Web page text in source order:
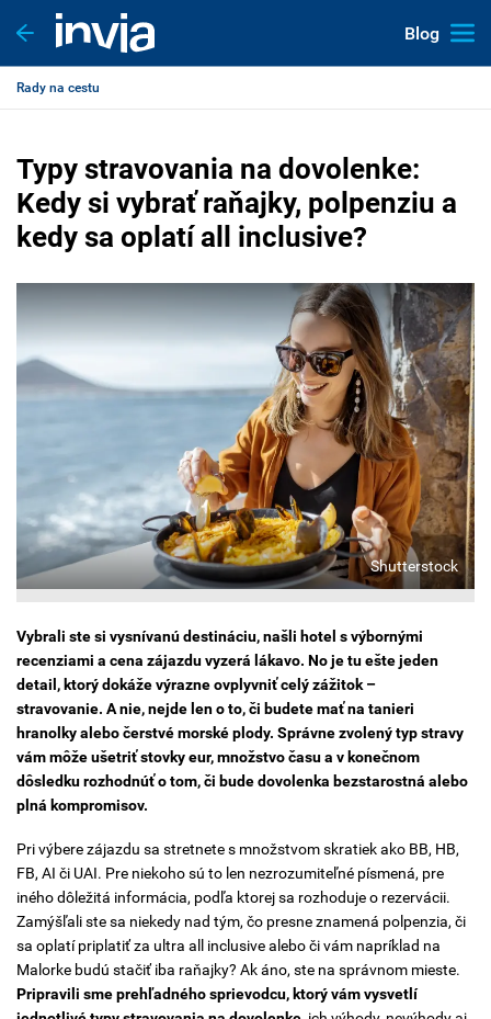
Blog
Rady na cestu
Typy stravovania na dovolenke:
Kedy si vybrať raňajky, polpenziu a
kedy sa oplatí all inclusive?
Shutterstock
Vybrali ste si vysnívanú destináciu, našli hotel s výbornými
recenziami a cena zájazdu vyzerá lákavo. No je tu ešte jeden
detail, ktorý dokáže výrazne ovplyvniť celý zážitok –
stravovanie. A nie, nejde len o to, či budete mať na tanieri
hranolky alebo čerstvé morské plody. Správne zvolený typ stravy
vám môže ušetriť stovky eur, množstvo času a v konečnom
dôsledku rozhodnúť o tom, či bude dovolenka bezstarostná alebo
plná kompromisov.
Pri výbere zájazdu sa stretnete s množstvom skratiek ako BB, HB,
FB, AI či UAI. Pre niekoho sú to len nezrozumiteľné písmená, pre
iného dôležitá informácia, podľa ktorej sa rozhoduje o rezervácii.
Zamýšľali ste sa niekedy nad tým, čo presne znamená polpenzia, či
sa oplatí priplatiť za ultra all inclusive alebo či vám napríklad na
Malorke budú stačiť iba raňajky? Ak áno, ste na správnom mieste.
Pripravili sme prehľadného sprievodcu, ktorý vám vysvetlí